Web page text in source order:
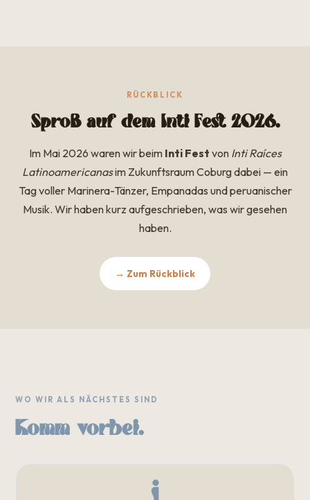
RÜCKBLICK
Sproß auf dem Inti Fest 2026.
Im Mai 2026 waren wir beim Inti Fest von Inti Raíces
Latinoamericanasim Zukunftsraum Coburg dabei — ein
Tag voller Marinera-Tänzer, Empanadas und peruanischer
Musik. Wir haben kurz aufgeschrieben, was wir gesehen
haben.
→ Zum Rückblick
WO WIR ALS NÄCHSTES SIND
Komm vorbei.
¡